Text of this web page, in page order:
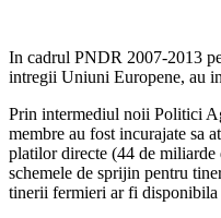
In cadrul PNDR 2007-2013
intregii Uniuni Europene, au
Prin intermediul noii Politici
membre au fost incurajate sa
platilor directe (44 de
schemele de sprijin pentru
tinerii fermieri ar fi disponibila